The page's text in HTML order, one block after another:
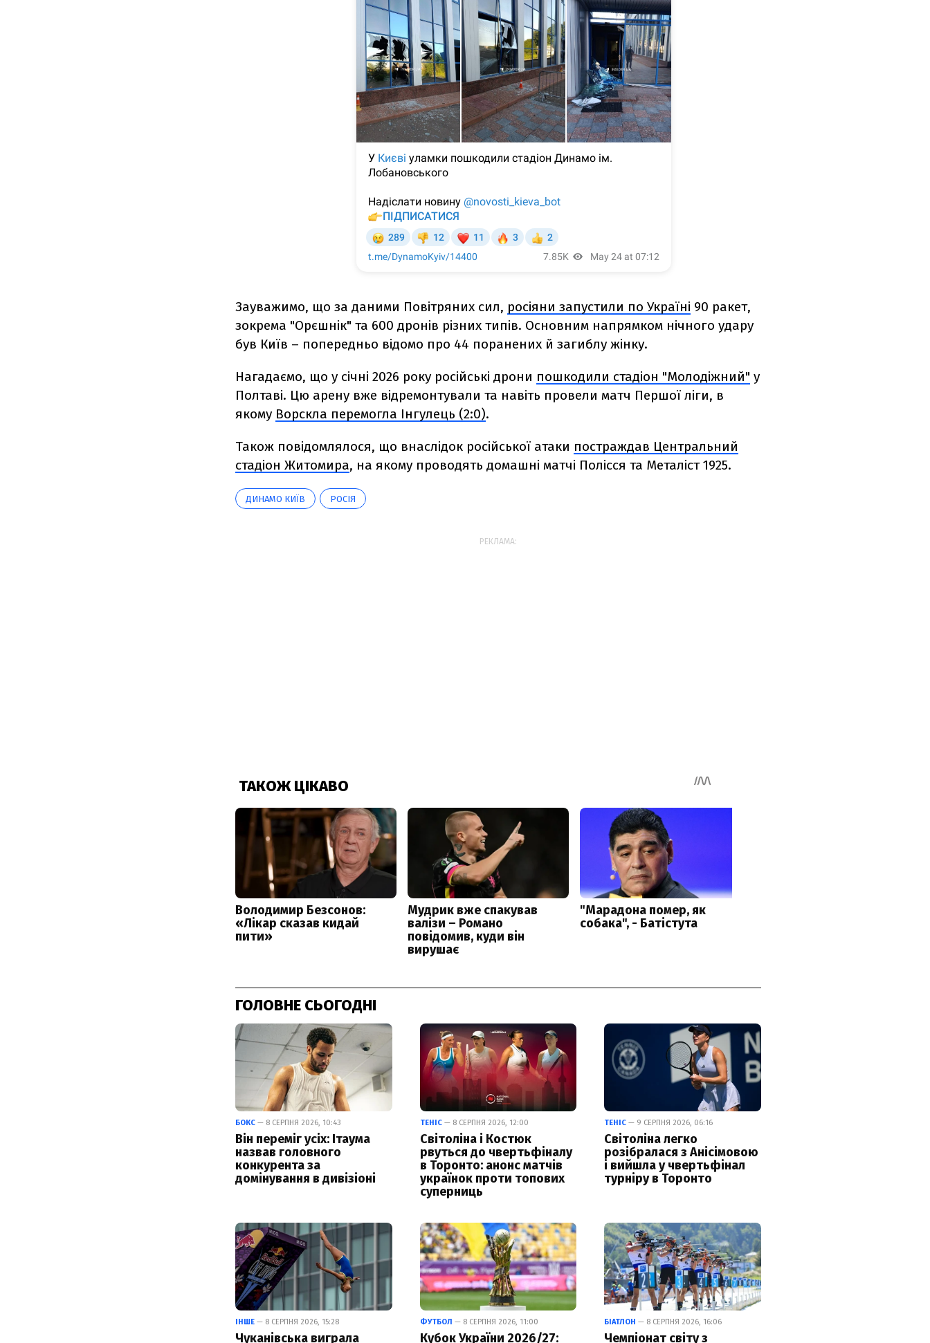
Зауважимо, що за даними Повітряних сил, росіяни запустили по Україні 90 ракет,
зокрема "Орєшнік" та 600 дронів різних типів. Основним напрямком нічного удару
був Київ – попередньо відомо про 44 поранених й загиблу жінку.
Нагадаємо, що у січні 2026 року російські дрони пошкодили стадіон "Молодіжний" у
Полтаві. Цю арену вже відремонтували та навіть провели матч Першої ліги, в
якому Ворскла перемогла Інгулець (2:0).
Також повідомлялося, що внаслідок російської атаки постраждав Центральний
стадіон Житомира, на якому проводять домашні матчі Полісся та Металіст 1925.
ДИНАМО КИЇВ РОСІЯ
РЕКЛАМА:
ГОЛОВНЕ СЬОГОДНІ
БОКС — 8 СЕРПНЯ 2026, 10:43
Він переміг усіх: Ітаума
назвав головного
конкурента за
домінування в дивізіоні
ТЕНІС— 8 СЕРПНЯ 2026, 12:00
Світоліна і Костюк
рвуться до чвертьфіналу
в Торонто: анонс матчів
українок проти топових
суперниць
ТЕНІС — 9 СЕРПНЯ 2026, 06:16
Світоліна легко
розібралася з Анісімовою
і вийшла у чвертьфінал
турніру в Торонто
ІНШЕ — 8 СЕРПНЯ 2026, 15:28
Чуканівська виграла
ФУТБОЛ — 8 СЕРПНЯ 2026, 11:00
Кубок України 2026/27:
БІАТЛОН — 8 СЕРПНЯ 2026, 16:06
Чемпіонат світу з